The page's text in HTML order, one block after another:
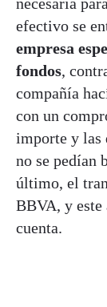
efectivo se
empresa
fondos,
compañía
con un
importe y las
no se pedían
último, el
BBVA, y este
cuenta.